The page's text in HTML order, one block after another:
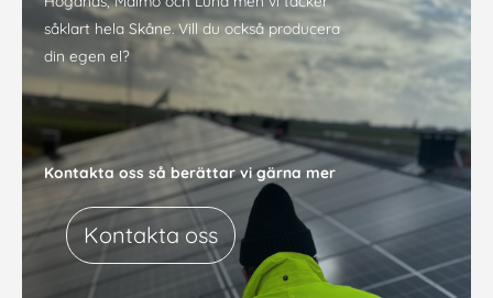
såklart hela Skåne. Vill du också producera
din egen el?
Kontakta oss så berättar vi gärna mer
Kontakta oss